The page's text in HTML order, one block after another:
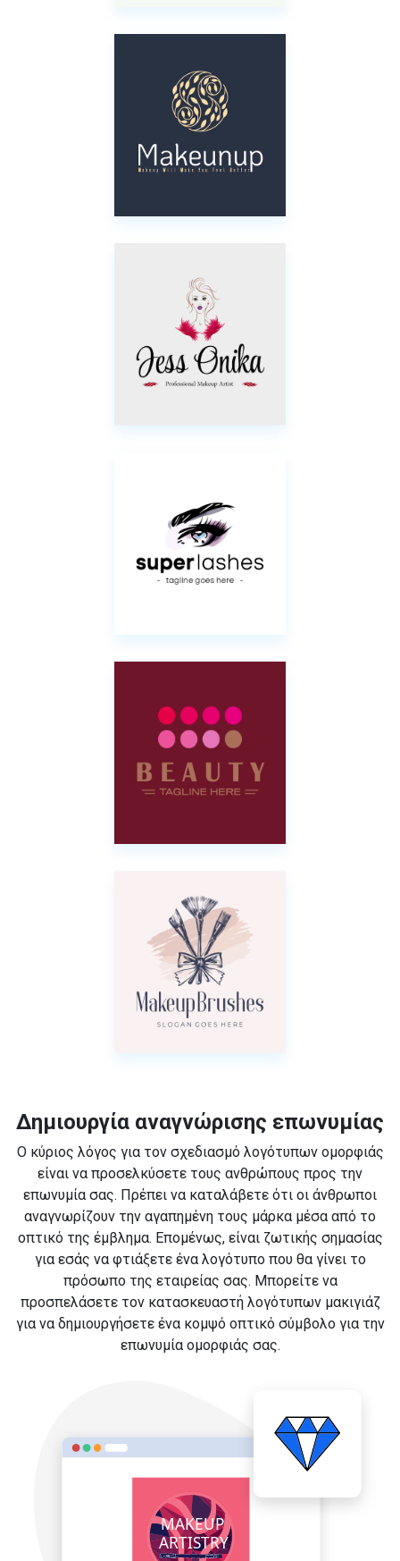
Δημιουργία αναγνώρισης επωνυμίας
Ο κύριος λόγος για τον σχεδιασμό λογότυπων ομορφιάς
είναι να προσελκύσετε τους ανθρώπους προς την
επωνυμία σας. Πρέπει να καταλάβετε ότι οι άνθρωποι
αναγνωρίζουν την αγαπημένη τους μάρκα μέσα από το
οπτικό της έμβλημα. Επομένως, είναι ζωτικής σημασίας
για εσάς να φτιάξετε ένα λογότυπο που θα γίνει το
πρόσωπο της εταιρείας σας. Μπορείτε να
προσπελάσετε τον κατασκευαστή λογότυπων μακιγιάζ
για να δημιουργήσετε ένα κομψό οπτικό σύμβολο για την
επωνυμία ομορφιάς σας.